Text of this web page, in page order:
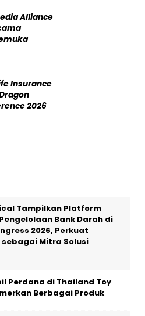
Alliance
Insurance
2026
Tampilkan Platform
Bank Darah di
2026, Perkuat
Mitra Solusi
Perdana di Thailand Toy
Berbagai Produk